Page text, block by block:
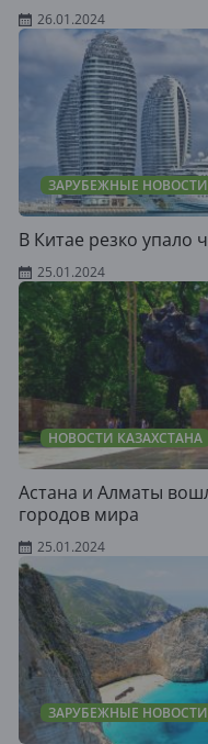
26.01.2024
ЗАРУБЕЖНЫЕ НОВОСТИ
В Китае резко упало
25.01.2024
НОВОСТИ КАЗАХСТАНА
Астана и Алматы
городов мира
25.01.2024
ЗАРУБЕЖНЫЕ НОВОСТИ